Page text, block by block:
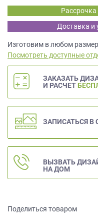
Рассрочка
Доставка и
Изготовим в любом
Посмотреть доступные
ЗАКАЗАТЬ
И РАСЧЕТ
ЗАПИСАТЬСЯ В
ВЫЗВАТЬ
НА ДОМ
Поделиться товаром